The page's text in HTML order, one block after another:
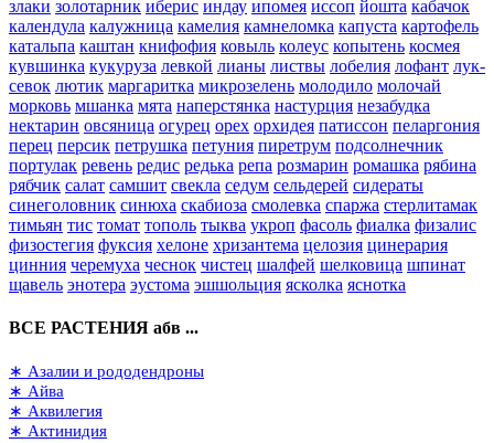
злаки золотарник иберис индау ипомея иссоп йошта кабачок
календула калужница камелия камнеломка капуста картофель
катальпа каштан книфофия ковыль колеус копытень космея
кувшинка кукуруза левкой лианы листвы лобелия лофант лук-
севок лютик маргаритка микрозелень молодило молочай
морковь мшанка мята наперстянка настурция незабудка
нектарин овсяница огурец орех орхидея патиссон пеларгония
перец персик петрушка петуния пиретрум подсолнечник
портулак ревень редис редька репа розмарин ромашка рябина
рябчик салат самшит свекла седум сельдерей сидераты
синеголовник синюха скабиоза смолевка спаржа стерлитамак
тимьян тис томат тополь тыква укроп фасоль фиалка физалис
физостегия фуксия хелоне хризантема целозия цинерария
цинния черемуха чеснок чистец шалфей шелковица шпинат
щавель энотера эустома эшшольция ясколка яснотка
ВСЕ РАСТЕНИЯ абв ...
∗ Азалии и рододендроны
∗ Айва
∗ Аквилегия
∗ Актинидия